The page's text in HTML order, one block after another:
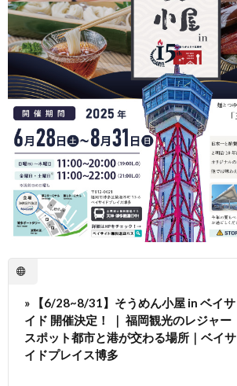
» 【6/28~8/31】そうめん小屋 in ベイサ
イド 開催決定！ ｜ 福岡観光のレジャー
スポット都市と港が交わる場所｜ベイサ
イドプレイス博多